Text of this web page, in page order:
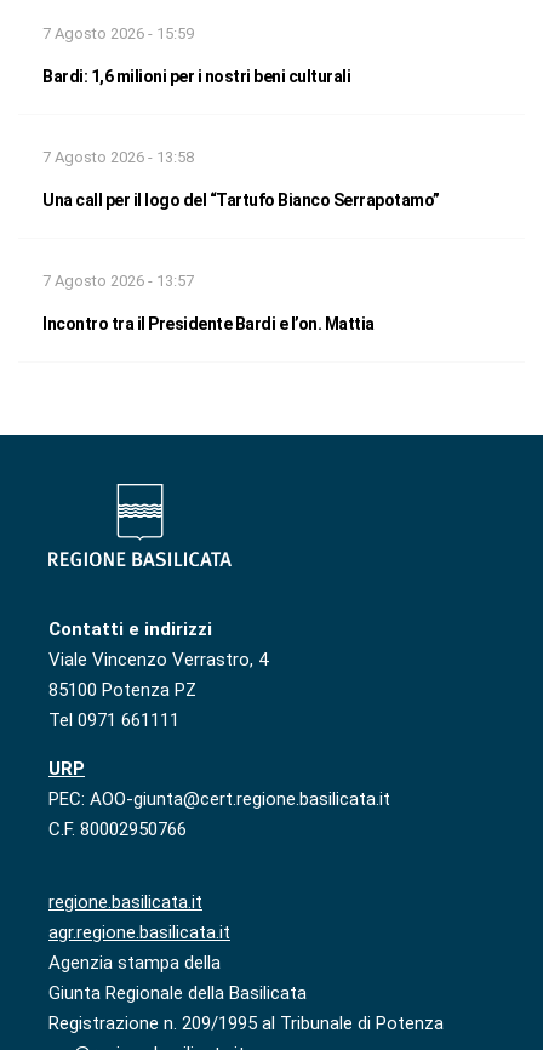
7 Agosto 2026 - 15:59
Bardi: 1,6 milioni per i nostri beni culturali
7 Agosto 2026 - 13:58
Una call per il logo del “Tartufo Bianco Serrapotamo”
7 Agosto 2026 - 13:57
Incontro tra il Presidente Bardi e l’on. Mattia
Contatti e indirizzi
Viale Vincenzo Verrastro, 4
85100 Potenza PZ
Tel 0971 661111
URP
PEC: AOO-giunta@cert.regione.basilicata.it
C.F. 80002950766
regione.basilicata.it
agr.regione.basilicata.it
Agenzia stampa della
Giunta Regionale della Basilicata
Registrazione n. 209/1995 al Tribunale di Potenza